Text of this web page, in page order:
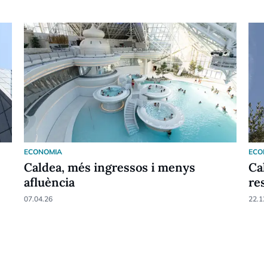
ECONOMIA
Caldea, més ingressos i menys
afluència
07.04.26